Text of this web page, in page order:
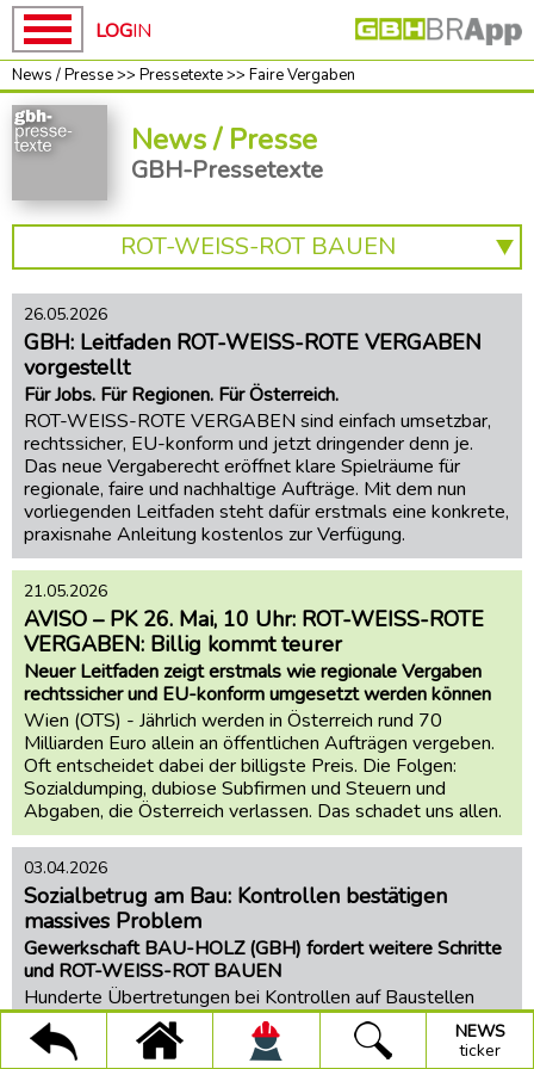
Home
GBH
unsere
Kampagnen
WEISS-
ROT
BAUEN
Baupakt-
Partner
Preise
RUNTER
Mach
dich
stark
Faire
Vergaben
UMWELT+BAUEN
Trinkwasseraktion
Projekt
Faire
Arbeit
(Stmk.)
150-
Jahre-
GBH
GBH-
Pressetexte
Alle
Home
GBH-
Alle
HOLZ
ROT-
WEISS-
ROT
BAUEN
FAIRE
VERGABEN
UMWELT
BAUEN
BAUSOZIALPARTNER
PARLAMENT
LOGIN
News / Presse>> Pressetexte>> Faire Vergaben
News / Presse
GBH-Pressetexte
ROT-WEISS-ROT BAUEN
26.05.2026
GBH: Leitfaden ROT-WEISS-ROTE VERGABEN
vorgestellt
Für Jobs. Für Regionen. Für Österreich.
ROT-WEISS-ROTE VERGABEN sind einfach umsetzbar,
rechtssicher, EU-konform und jetzt dringender denn je.
Das neue Vergaberecht eröffnet klare Spielräume für
regionale, faire und nachhaltige Aufträge. Mit dem nun
vorliegenden Leitfaden steht dafür erstmals eine konkrete,
praxisnahe Anleitung kostenlos zur Verfügung.
21.05.2026
AVISO – PK 26. Mai, 10 Uhr: ROT-WEISS-ROTE
VERGABEN: Billig kommt teurer
Neuer Leitfaden zeigt erstmals wie regionale Vergaben
rechtssicher und EU-konform umgesetzt werden können
Wien (OTS) - Jährlich werden in Österreich rund 70
Milliarden Euro allein an öffentlichen Aufträgen vergeben.
Oft entscheidet dabei der billigste Preis. Die Folgen:
Sozialdumping, dubiose Subfirmen und Steuern und
Abgaben, die Österreich verlassen. Das schadet uns allen.
03.04.2026
Sozialbetrug am Bau: Kontrollen bestätigen
massives Problem
Gewerkschaft BAU-HOLZ (GBH) fordert weitere Schritte
und ROT-WEISS-ROT BAUEN
Hunderte Übertretungen bei Kontrollen auf Baustellen
zeigen: Lohn- und Sozialdumping ist weiterhin Realität am
Bau. Die Gewerkschaft BAU-HOLZ (GBH) fordert daher
NEWS
ticker
× GBHInfos
× Suche
Kategorien:
× NEWSticker